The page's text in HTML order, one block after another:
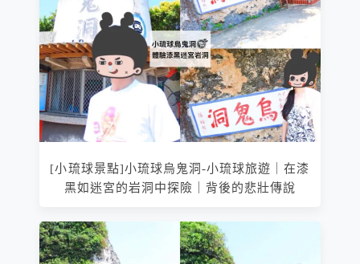
[小琉球景點]小琉球烏鬼洞-小琉球旅遊｜在漆
黑如迷宮的岩洞中探險｜背後的悲壯傳說